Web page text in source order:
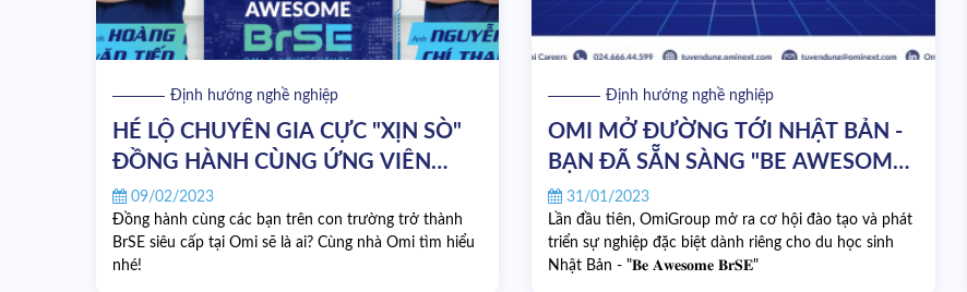
Định hướng nghề nghiệp
HÉ LỘ CHUYÊN GIA CỰC "XỊN SÒ"
ĐỒNG HÀNH CÙNG ỨNG VIÊN
TRONG HÀNH TRÌNH "BE
AWESOME BRSE"
09/02/2023
Đồng hành cùng các bạn trên con trường trở thành
BrSE siêu cấp tại Omi sẽ là ai? Cùng nhà Omi tìm hiểu
nhé!
Định hướng nghề nghiệp
OMI MỞ ĐƯỜNG TỚI NHẬT BẢN -
BẠN ĐÃ SẴN SÀNG "BE AWESOME
BRSE"?
31/01/2023
Lần đầu tiên, OmiGroup mở ra cơ hội đào tạo và phát
triển sự nghiệp đặc biệt dành riêng cho du học sinh
Nhật Bản - "𝐁𝐞 𝐀𝐰𝐞𝐬𝐨𝐦𝐞 𝐁𝐫𝐒𝐄"